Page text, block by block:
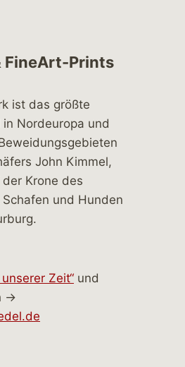
FineArt-Prints
Zeit“ und
→